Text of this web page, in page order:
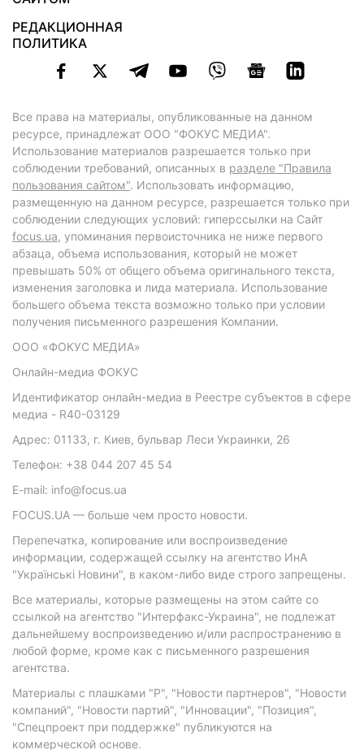
РЕДАКЦИОННАЯ
ПОЛИТИКА
Все права на материалы, опубликованные на данном
ресурсе, принадлежат ООО "ФОКУС МЕДИА".
Использование материалов разрешается только при
соблюдении требований, описанных в разделе "Правила
пользования сайтом". Использовать информацию,
размещенную на данном ресурсе, разрешается только при
соблюдении следующих условий: гиперссылки на Сайт
focus.ua, упоминания первоисточника не ниже первого
абзаца, объема использования, который не может
превышать 50% от общего объема оригинального текста,
изменения заголовка и лида материала. Использование
большего объема текста возможно только при условии
получения письменного разрешения Компании.
ООО «ФОКУС МЕДИА»
Онлайн-медиа ФОКУС
Идентификатор онлайн-медиа в Реестре субъектов в сфере
медиа - R40-03129
Адрес: 01133, г. Киев, бульвар Леси Украинки, 26
Телефон: +38 044 207 45 54
E-mail: info@focus.ua
FOCUS.UA — больше чем просто новости.
Перепечатка, копирование или воспроизведение
информации, содержащей ссылку на агентство ИнА
"Українські Новини", в каком-либо виде строго запрещены.
Все материалы, которые размещены на этом сайте со
ссылкой на агентство "Интерфакс-Украина", не подлежат
дальнейшему воспроизведению и/или распространению в
любой форме, кроме как с письменного разрешения
агентства.
Материалы с плашками "Р", "Новости партнеров", "Новости
компаний", "Новости партий", "Инновации", "Позиция",
"Спецпроект при поддержке" публикуются на
коммерческой основе.